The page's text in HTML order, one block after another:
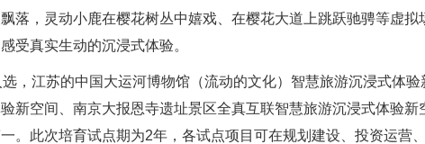
落，灵动小鹿在樱花树丛中嬉戏、在樱花大道上跳跃驰骋等虚
受真实生动的沉浸式体验。
江苏的中国大运河博物馆（流动的文化）智慧旅游沉浸式体验
新空间、南京大报恩寺遗址景区全真互联智慧旅游沉浸式体验
。此次培育试点期为2年，各试点项目可在规划建设、投资运营